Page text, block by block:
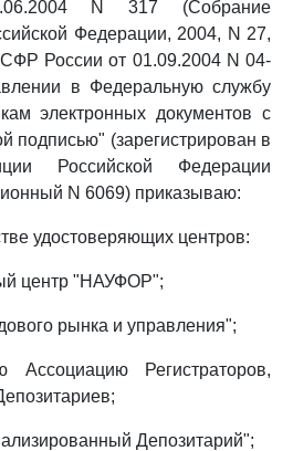
N 317 (Собрание
Федерации, 2004, N 27,
России от 01.09.2004 N 04-
в Федеральную службу
электронных документов с
подписью" (зарегистрирован в
Российской Федерации
N 6069) приказываю:
удостоверяющих центров:
центр "НАУФОР";
рынка и управления";
Ассоциацию Регистраторов,
Депозитарий";